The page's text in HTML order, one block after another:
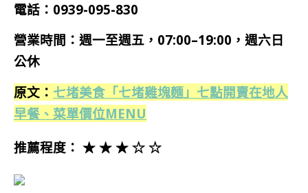
電話： 0939-095-830
營業時間： 週一至週五 ，07:00–19:00 ， 週六日
公休
原文： 七堵美食「七堵雞塊麵」七點開賣在地人
早餐、菜單價位MENU
推薦程度： ★ ★ ★ ☆ ☆